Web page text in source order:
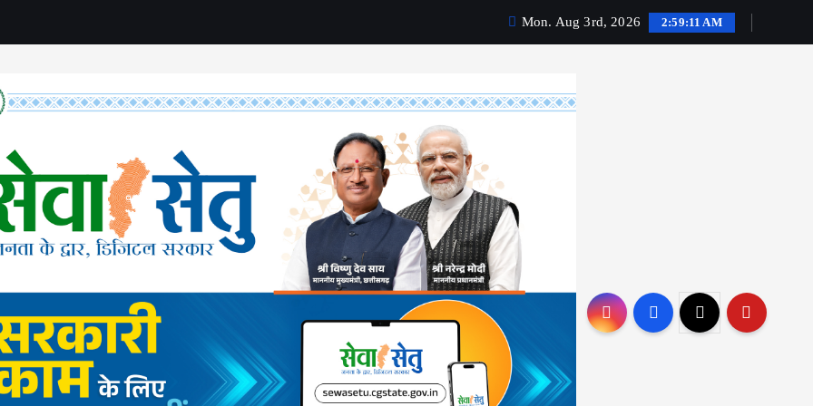
Mon. Aug 3rd, 2026 2:59:12 AM